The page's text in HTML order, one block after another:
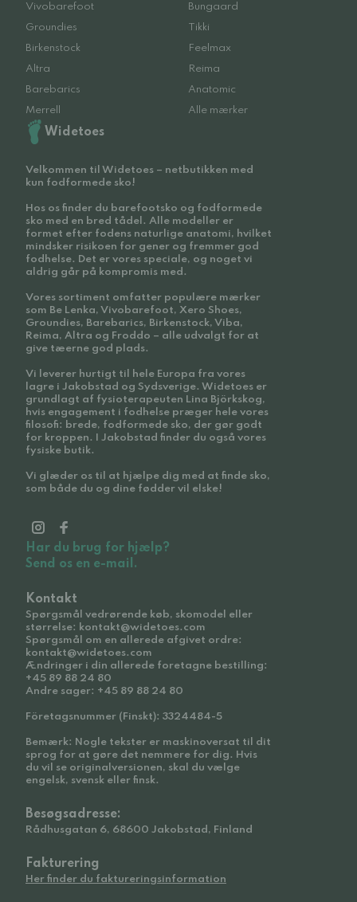
Vivobarefoot
Bungaard
Groundies
Tikki
Birkenstock
Feelmax
Altra
Reima
Barebarics
Anatomic
Merrell
Alle mærker
Widetoes
Velkommen til Widetoes – netbutikken med
kun fodformede sko!
Hos os finder du barefootsko og fodformede
sko med en bred tådel. Alle modeller er
formet efter fodens naturlige anatomi, hvilket
mindsker risikoen for gener og fremmer god
fodhelse. Det er vores speciale, og noget vi
aldrig går på kompromis med.
Vores sortiment omfatter populære mærker
som Be Lenka, Vivobarefoot, Xero Shoes,
Groundies, Barebarics, Birkenstock, Viba,
Reima, Altra og Froddo – alle udvalgt for at
give tæerne god plads.
Vi leverer hurtigt til hele Europa fra vores
lagre i Jakobstad og Sydsverige. Widetoes er
grundlagt af fysioterapeuten Lina Björkskog,
hvis engagement i fodhelse præger hele vores
filosofi: brede, fodformede sko, der gør godt
for kroppen. I Jakobstad finder du også vores
fysiske butik.
Vi glæder os til at hjælpe dig med at finde sko,
som både du og dine fødder vil elske!
Har du brug for hjælp?
Send os en e-mail.
Kontakt
Spørgsmål vedrørende køb, skomodel eller
størrelse: kontakt@widetoes.com
Spørgsmål om en allerede afgivet ordre:
kontakt@widetoes.com
Ændringer i din allerede foretagne bestilling:
+45 89 88 24 80
Andre sager: +45 89 88 24 80
Företagsnummer (Finskt): 3324484-5
Bemærk: Nogle tekster er maskinoversat til dit
sprog for at gøre det nemmere for dig. Hvis
du vil se originalversionen, skal du vælge
engelsk, svensk eller finsk.
Besøgsadresse:
Rådhusgatan 6, 68600 Jakobstad, Finland
Fakturering
Her finder du faktureringsinformation